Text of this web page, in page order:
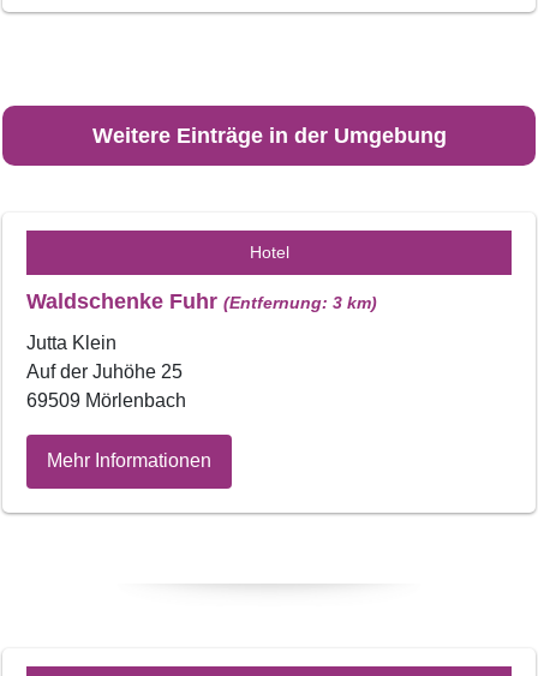
Weitere Einträge in der Umgebung
Hotel
Waldschenke Fuhr (Entfernung: 3 km)
Jutta Klein
Auf der Juhöhe 25
69509 Mörlenbach
Mehr Informationen